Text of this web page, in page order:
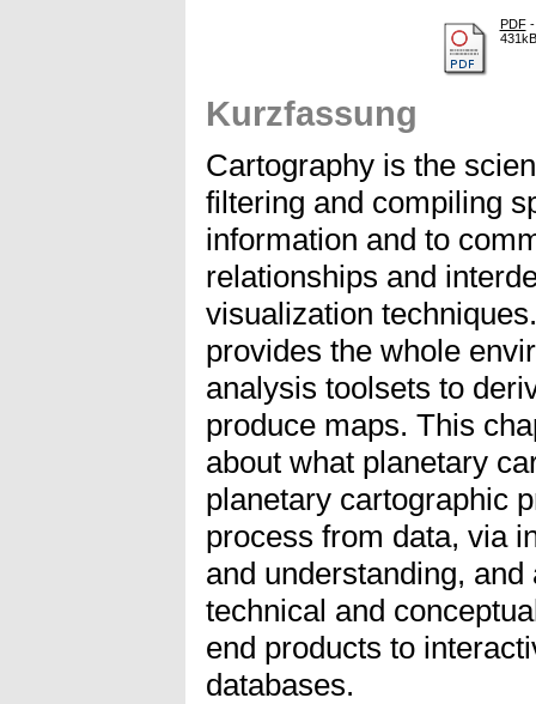
PDF-
431kB
Kurzfassung
Cartography is the
filtering and compiling
information and to
relationships and
visualization
provides the whole
analysis toolsets to
produce maps. This
about what planetary
planetary cartographic
process from data, via
and understanding,
technical and
end products to
databases.